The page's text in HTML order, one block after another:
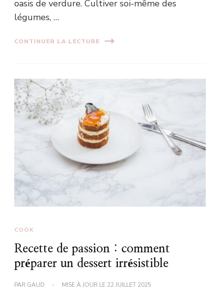
oasis de verdure. Cultiver soi-même des
légumes, …
CONTINUER LA LECTURE
COOK
Recette de passion : comment
préparer un dessert irrésistible
PAR GAUD MISE À JOUR LE 22 JUILLET 2025